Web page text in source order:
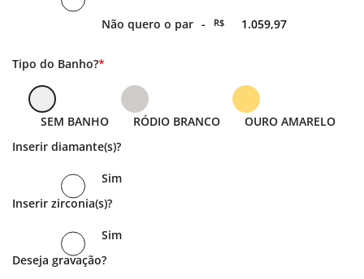
Não quero o par O
- R$ 1.059,97
R$ 1.059,97.
*
Tipo do Banho?
SEM BANHO RÓDIO BRANCO
OURO AMARELO
Inserir diamante(s)?
Sim
Inserir zirconia(s)?
Sim
Deseja gravação?